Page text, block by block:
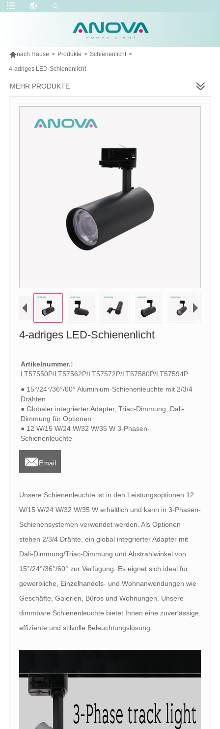
nach Hause > Produkte > Schienenlicht >
4-adriges LED-Schienenlicht
MEHR PRODUKTE
4-adriges LED-Schienenlicht
Artikelnummer.:
LT57550P/LT57562P/LT57572P/LT57580P/LT57594P
● 15°/24°/36°/60° Aluminium-Schienenleuchte mit 2/3/4
Drähten
● Globaler integrierter Adapter, Triac-Dimmung, Dali-
Dimmung für Optionen
● 12 W/15 W/24 W/32 W/35 W 3-Phasen-
Schienenleuchte
Email
Unsere Schienenleuchte ist in den Leistungsoptionen 12
W/15 W/24 W/32 W/35 W erhältlich und kann in 3-Phasen-
Schienensystemen verwendet werden. Als Optionen
stehen 2/3/4 Drähte, ein global integrierter Adapter mit
Dali-Dimmung/Triac-Dimmung und Abstrahlwinkel von
15°/24°/36°/60° zur Verfügung. Es eignet sich ideal für
gewerbliche, Einzelhandels- und Wohnanwendungen wie
Geschäfte, Galerien, Büros und Wohnungen. Unsere
dimmbare Schienenleuchte bietet Ihnen eine zuverlässige,
effiziente und stilvolle Beleuchtungslösung.